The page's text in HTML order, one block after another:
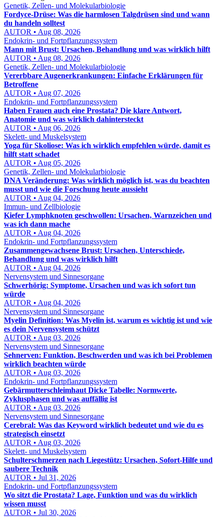
Genetik, Zellen- und Molekularbiologie
Fordyce-Drüse: Was die harmlosen Talgdrüsen sind und wann
du handeln solltest
AUTOR • Aug 08, 2026
Endokrin- und Fortpflanzungssystem
Mann mit Brust: Ursachen, Behandlung und was wirklich hilft
AUTOR • Aug 08, 2026
Genetik, Zellen- und Molekularbiologie
Vererbbare Augenerkrankungen: Einfache Erklärungen für
Betroffene
AUTOR • Aug 07, 2026
Endokrin- und Fortpflanzungssystem
Haben Frauen auch eine Prostata? Die klare Antwort,
Anatomie und was wirklich dahintersteckt
AUTOR • Aug 06, 2026
Skelett- und Muskelsystem
Yoga für Skoliose: Was ich wirklich empfehlen würde, damit es
hilft statt schadet
AUTOR • Aug 05, 2026
Genetik, Zellen- und Molekularbiologie
DNA Veränderung: Was wirklich möglich ist, was du beachten
musst und wie die Forschung heute aussieht
AUTOR • Aug 04, 2026
Immun- und Zellbiologie
Kiefer Lymphknoten geschwollen: Ursachen, Warnzeichen und
was ich dann mache
AUTOR • Aug 04, 2026
Endokrin- und Fortpflanzungssystem
Zusammengewachsene Brust: Ursachen, Unterschiede,
Behandlung und was wirklich hilft
AUTOR • Aug 04, 2026
Nervensystem und Sinnesorgane
Schwerhörig: Symptome, Ursachen und was ich sofort tun
würde
AUTOR • Aug 04, 2026
Nervensystem und Sinnesorgane
Myelin Definition: Was Myelin ist, warum es wichtig ist und wie
es dein Nervensystem schützt
AUTOR • Aug 03, 2026
Nervensystem und Sinnesorgane
Sehnerven: Funktion, Beschwerden und was ich bei Problemen
wirklich beachten würde
AUTOR • Aug 03, 2026
Endokrin- und Fortpflanzungssystem
Gebärmutterschleimhaut Dicke Tabelle: Normwerte,
Zyklusphasen und was auffällig ist
AUTOR • Aug 03, 2026
Nervensystem und Sinnesorgane
Cerebral: Was das Keyword wirklich bedeutet und wie du es
strategisch einsetzt
AUTOR • Aug 03, 2026
Skelett- und Muskelsystem
Schulterschmerzen nach Liegestütz: Ursachen, Sofort-Hilfe und
saubere Technik
AUTOR • Jul 31, 2026
Endokrin- und Fortpflanzungssystem
Wo sitzt die Prostata? Lage, Funktion und was du wirklich
wissen musst
AUTOR • Jul 30, 2026